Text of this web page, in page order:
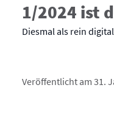
1/2024 ist
Diesmal als rein
Veröffentlicht am 31.